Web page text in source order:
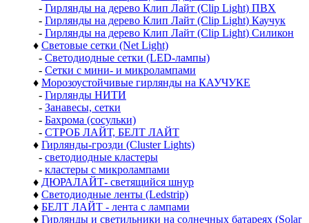
- Гирлянды на дерево Клип Лайт (Clip Light) ПВХ
- Гирлянды на дерево Клип Лайт (Clip Light) Каучук
- Гирлянды на дерево Клип Лайт (Clip Light) Силикон
♦ Световые сетки (Net Light)
- Светодиодные сетки (LED-лампы)
- Сетки с мини- и микролампами
♦ Морозоустойчивые гирлянды на КАУЧУКЕ
- Гирлянды НИТИ
- Занавесы, сетки
- Бахрома (сосульки)
- СТРОБ ЛАЙТ, БЕЛТ ЛАЙТ
♦ Гирлянды-грозди (Cluster Lights)
- светодиодные кластеры
- кластеры с микролампами
♦ ДЮРАЛАЙТ- светящийся шнур
♦ Светодиодные ленты (Ledstrip)
♦ БЕЛТ ЛАЙТ - лента с лампами
♦ Гирлянды и светильники на солнечных батареях (Solar